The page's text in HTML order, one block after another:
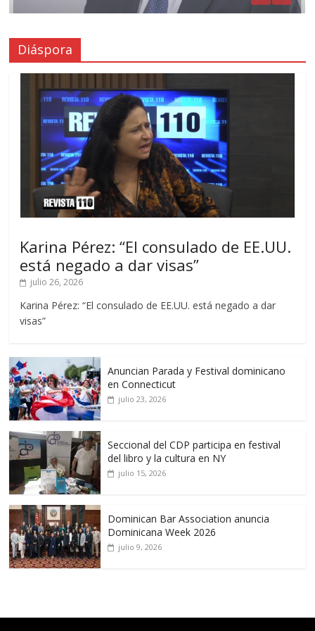
Diáspora
Karina Pérez: “El consulado de EE.UU.
está negado a dar visas”
julio 26, 2026
Karina Pérez: “El consulado de EE.UU. está negado a dar
visas”
Anuncian Parada y Festival dominicano
en Connecticut
julio 23, 2026
Seccional del CDP participa en festival
del libro y la cultura en NY
julio 15, 2026
Dominican Bar Association anuncia
Dominicana Week 2026
julio 9, 2026